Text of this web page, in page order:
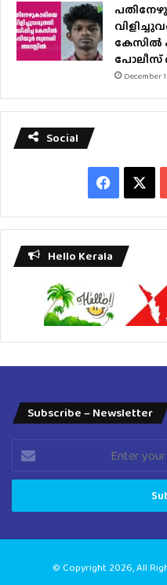
കേസിൽ
പോലീസ്
December
Social
Facebook
Hello Kerala
Subscribe – Newsletter
your
Email
© Copyright 2026, All